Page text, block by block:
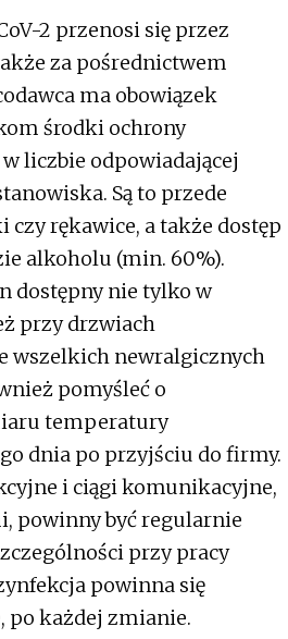
2 przenosi się przez
za pośrednictwem
ma obowiązek
środki ochrony
liczbie odpowiadającej
Są to przede
rękawice, a także dostęp
alkoholu (min. 60%).
dostępny nie tylko w
przy drzwiach
wszelkich newralgicznych
pomyśleć o
temperatury
dnia po przyjściu do firmy.
i ciągi komunikacyjne,
powinny być regularnie
przy pracy
powinna się
po każdej zmianie.